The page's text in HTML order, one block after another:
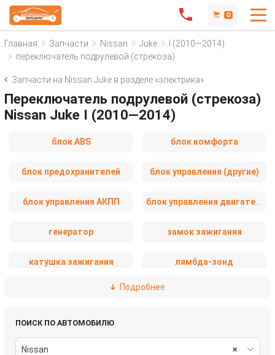
0
Главная Запчасти Nissan Juke
I (2010—2014)
переключатель подрулевой (стрекоза)
Запчасти на Nissan Juke в разделе «электрика»
Переключатель подрулевой (стрекоза)
Nissan Juke I (2010—2014)
блок ABS блок комфорта
блок предохранителей блок управления (другие)
блок управления АКПП
генератор замок зажигания
катушка зажигания лямбда-зонд
расходомер воздуха Подробнее
ПОИСК ПО АВТОМОБИЛЮ
×
Nissan